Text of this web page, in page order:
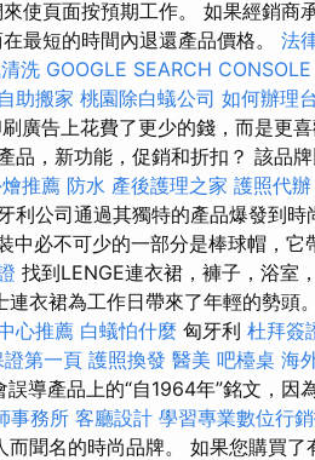
使頁面按預期工作。 如果經銷商
最短的時間內退還產品價格。 法
洗 GOOGLE SEARCH CONSOLE
自助搬家 桃園除白蟻公司 如何辦理
廣告上花費了更少的錢，而是更
品，新功能，促銷和折扣？ 該品
推薦 防水 產後護理之家 護照代辦
利公司通過其獨特的產品爆發到時
中必不可少的一部分是棒球帽，它
找到LENGE連衣裙，褲子，浴室
連衣裙為工作日帶來了年輕的勢頭
心推薦 白蟻怕什麼 匈牙利 杜拜簽
第一頁 護照換發 醫美 吧檯桌 海
導產品上的“自1964年”銘文，因
事務所 客廳設計 學習專業數位行
聞名的時尚品牌。 如果您購買了